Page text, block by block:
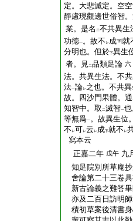
定。大悲滅定。空
靜慮現觀邊世俗智
業。是名 二不共異生
功徳一。故不 レ成
就
分明也。但於下異生
者。見二品類足論 六
法。共異生法。不
法一論レ之也。不共
故。四沙門果體。通
知智中。取 二滅智一
等無爲一。故異生位
不 レ可レ云 レ成下就不 レ
寫本云
正嘉二年 戊午 九
知足院別所草庵
舍論第二十三卷
新古論義之難答
亦及二百日訪明
積初草案後清書